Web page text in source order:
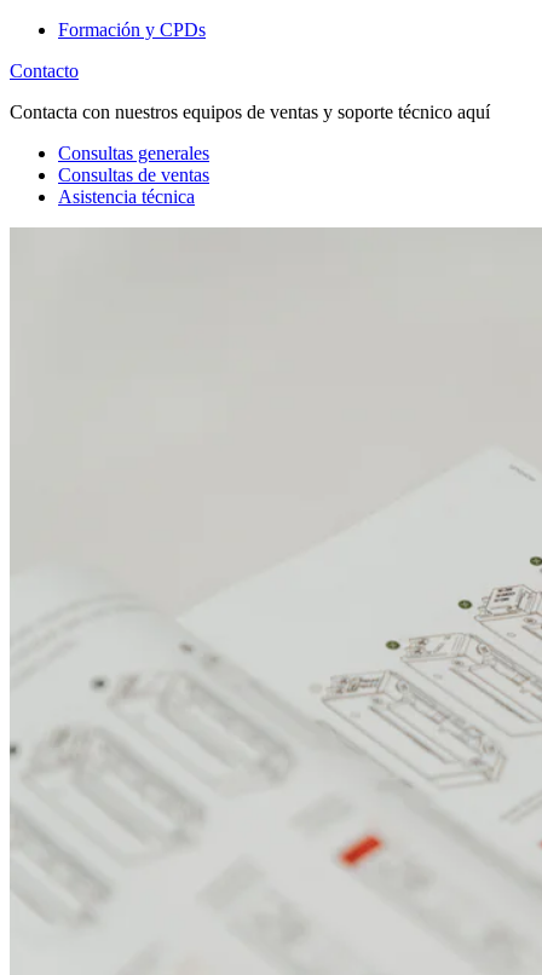
Formación y CPDs
Contacto
Contacta con nuestros equipos de ventas y soporte técnico aquí
Consultas generales
Consultas de ventas
Asistencia técnica